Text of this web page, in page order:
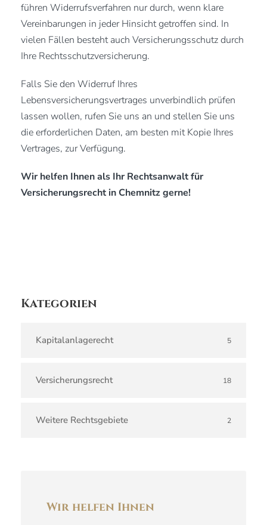
führen Widerrufsverfahren nur durch, wenn klare
Vereinbarungen in jeder Hinsicht getroffen sind. In
vielen Fällen besteht auch Versicherungsschutz durch
Ihre Rechtsschutzversicherung.
Falls Sie den Widerruf Ihres
Lebensversicherungsvertrages unverbindlich prüfen
lassen wollen, rufen Sie uns an und stellen Sie uns
die erforderlichen Daten, am besten mit Kopie Ihres
Vertrages, zur Verfügung.
Wir helfen Ihnen als Ihr Rechtsanwalt für
Versicherungsrecht in Chemnitz gerne!
Kategorien
Kapitalanlagerecht 5
Versicherungsrecht 18
Weitere Rechtsgebiete 2
Wir helfen Ihnen